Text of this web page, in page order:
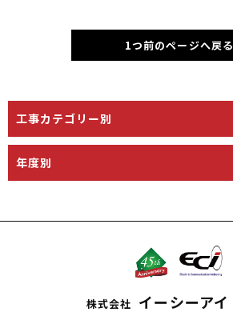
1つ前のページへ戻る
工事カテゴリー別
年度別
株式会社 イーシーアイ